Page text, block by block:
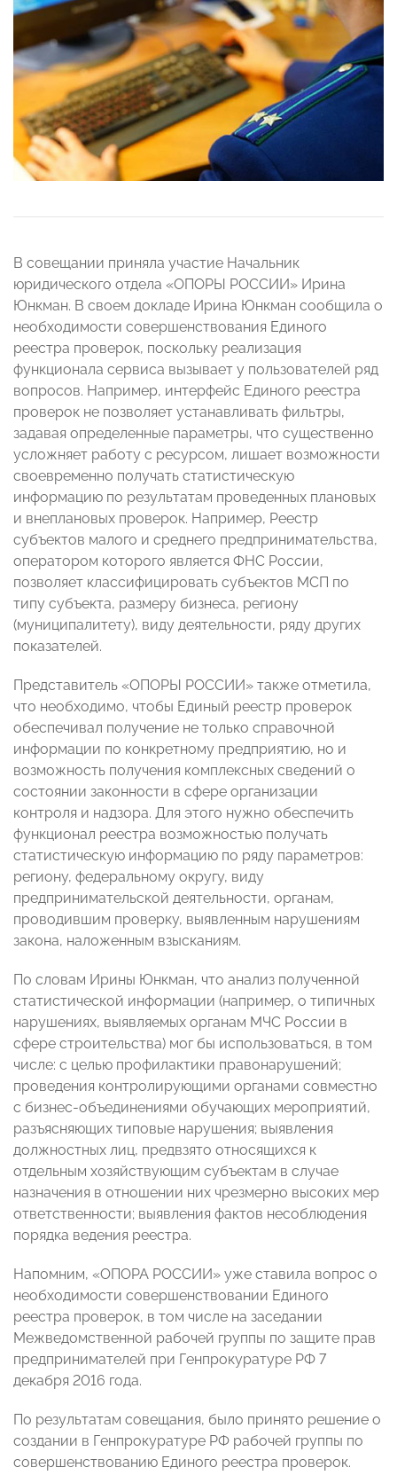
В совещании приняла участие Начальник
юридического отдела «ОПОРЫ РОССИИ» Ирина
Юнкман. В своем докладе Ирина Юнкман сообщила о
необходимости совершенствования Единого
реестра проверок, поскольку реализация
функционала сервиса вызывает у пользователей ряд
вопросов. Например, интерфейс Единого реестра
проверок не позволяет устанавливать фильтры,
задавая определенные параметры, что существенно
усложняет работу с ресурсом, лишает возможности
своевременно получать статистическую
информацию по результатам проведенных плановых
и внеплановых проверок. Например, Реестр
субъектов малого и среднего предпринимательства,
оператором которого является ФНС России,
позволяет классифицировать субъектов МСП по
типу субъекта, размеру бизнеса, региону
(муниципалитету), виду деятельности, ряду других
показателей.
Представитель «ОПОРЫ РОССИИ» также отметила,
что необходимо, чтобы Единый реестр проверок
обеспечивал получение не только справочной
информации по конкретному предприятию, но и
возможность получения комплексных сведений о
состоянии законности в сфере организации
контроля и надзора. Для этого нужно обеспечить
функционал реестра возможностью получать
статистическую информацию по ряду параметров:
региону, федеральному округу, виду
предпринимательской деятельности, органам,
проводившим проверку, выявленным нарушениям
закона, наложенным взысканиям.
По словам Ирины Юнкман, что анализ полученной
статистической информации (например, о типичных
нарушениях, выявляемых органам МЧС России в
сфере строительства) мог бы использоваться, в том
числе: с целью профилактики правонарушений;
проведения контролирующими органами совместно
с бизнес-объединениями обучающих мероприятий,
разъясняющих типовые нарушения; выявления
должностных лиц, предвзято относящихся к
отдельным хозяйствующим субъектам в случае
назначения в отношении них чрезмерно высоких мер
ответственности; выявления фактов несоблюдения
порядка ведения реестра.
Напомним, «ОПОРА РОССИИ» уже ставила вопрос о
необходимости совершенствовании Единого
реестра проверок, в том числе на заседании
Межведомственной рабочей группы по защите прав
предпринимателей при Генпрокуратуре РФ 7
декабря 2016 года.
По результатам совещания, было принято решение о
создании в Генпрокуратуре РФ рабочей группы по
совершенствованию Единого реестра проверок.